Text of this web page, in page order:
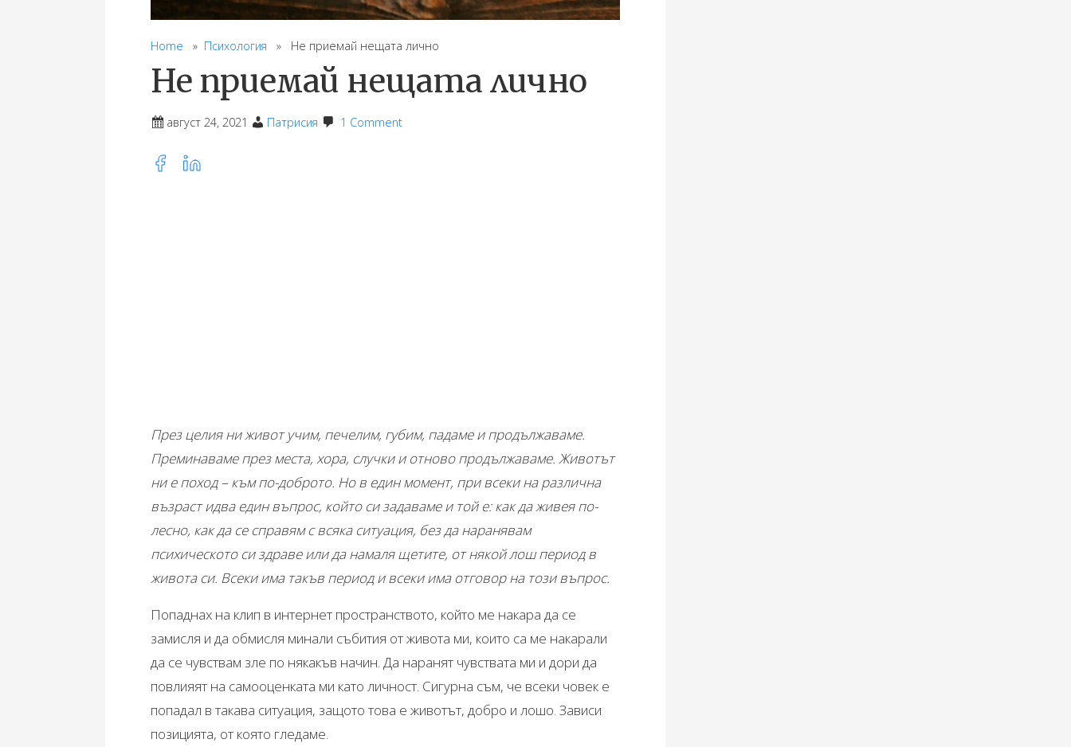
Home » Психология » Не приемай нещата лично
Не приемай нещата лично
август 24, 2021 Патрисия 1 Comment
Share
През целия ни живот учим, печелим, губим, падаме и продължаваме.
Преминаваме през места, хора, случки и отново продължаваме. Животът
ни е поход – към по-доброто. Но в един момент, при всеки на различна
възраст идва един въпрос, който си задаваме и той е: как да живея по-
лесно, как да се справям с всяка ситуация, без да наранявам
психическото си здраве или да намаля щетите, от някой лош период в
живота си. Всеки има такъв период и всеки има отговор на този въпрос.
Попаднах на клип в интернет пространството, който ме накара да се
замисля и да обмисля минали събития от живота ми, които са ме накарали
да се чувствам зле по някакъв начин. Да наранят чувствата ми и дори да
повлияят на самооценката ми като личност. Сигурна съм, че всеки човек е
попадал в такава ситуация, защото това е животът, добро и лошо. Зависи
позицията, от която гледаме.